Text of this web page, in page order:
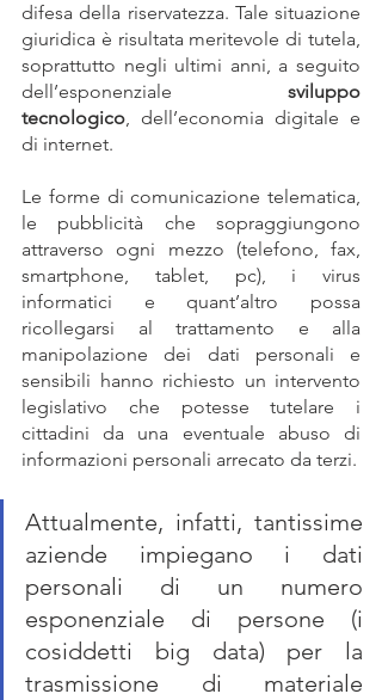
difesa della riservatezza. Tale situazione
giuridica è risultata meritevole di tutela,
soprattutto negli ultimi anni, a seguito
dell’esponenziale sviluppo
tecnologico, dell’economia digitale e
di internet.
Le forme di comunicazione telematica,
le pubblicità che sopraggiungono
attraverso ogni mezzo (telefono, fax,
smartphone, tablet, pc), i virus
informatici e quant’altro possa
ricollegarsi al trattamento e alla
manipolazione dei dati personali e
sensibili hanno richiesto un intervento
legislativo che potesse tutelare i
cittadini da una eventuale abuso di
informazioni personali arrecato da terzi.
Attualmente, infatti, tantissime
aziende impiegano i dati
personali di un numero
esponenziale di persone (i
cosiddetti big data) per la
trasmissione di materiale